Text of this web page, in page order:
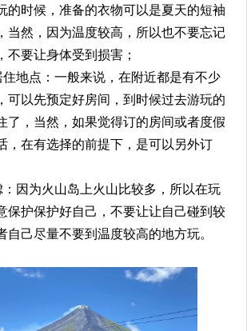
的时候，准备的衣物可以是夏天的短袖
当然，因为温度较高，所以也不要忘记
不要让身体受到损害；
地点：一般来说，在附近都是有不少
可以先预定好房间，到时候过去游玩的
了，当然，如果觉得订的房间或者度假
，在有选择的前提下，是可以另外订
因为火山岛上火山比较多，所以在玩
保护保护好自己，不要让让自己碰到较
自己尽量不要到温度较高的地方玩。